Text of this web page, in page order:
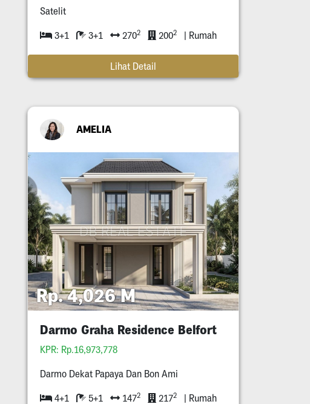
Satelit
3+1 3+1 2702 2002 | Rumah
Lihat Detail
AMELIA
Rp. 4,026 M
Darmo Graha Residence Belfort
KPR: Rp.16,973,778
Darmo Dekat Papaya Dan Bon Ami
4+1 5+1 1472 2172 | Rumah